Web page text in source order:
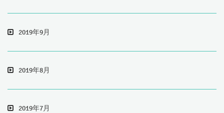
2019年9月
2019年8月
2019年7月